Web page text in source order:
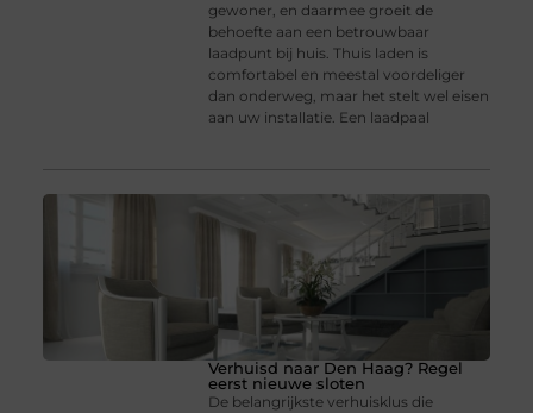
gewoner, en daarmee groeit de
behoefte aan een betrouwbaar
laadpunt bij huis. Thuis laden is
comfortabel en meestal voordeliger
dan onderweg, maar het stelt wel eisen
aan uw installatie. Een laadpaal
Verhuisd naar Den Haag? Regel
eerst nieuwe sloten
De belangrijkste verhuisklus die